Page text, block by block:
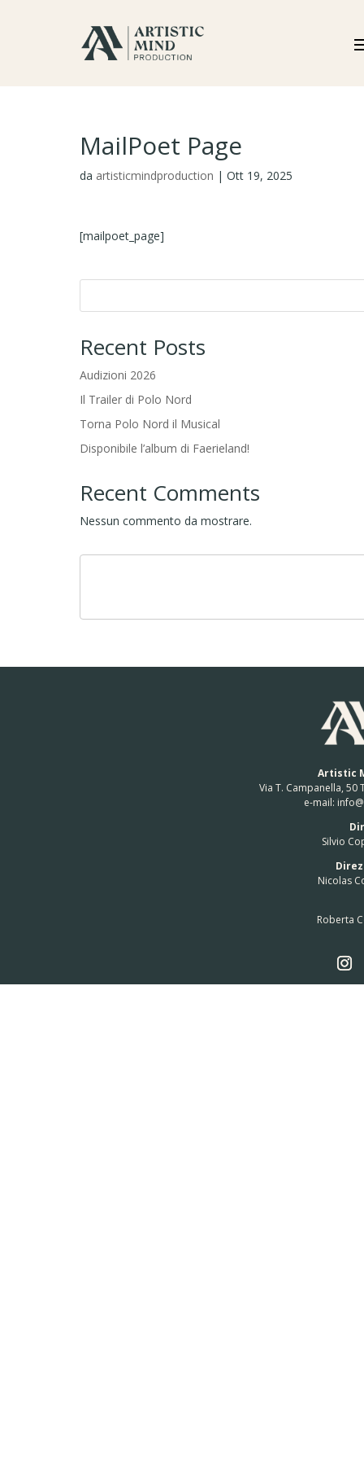
MailPoet Page
da artisticmindproduction | Ott 19, 2025
[mailpoet_page]
Recent Posts
Audizioni 2026
Il Trailer di Polo Nord
Torna Polo Nord il Musical
Disponibile l’album di Faerieland!
Recent Comments
Nessun commento da mostrare.
Artistic
Via T. Campanella, 50
e-mail:
Silvio
Nicolas
Roberta